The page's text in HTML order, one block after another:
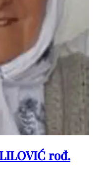
rođ.